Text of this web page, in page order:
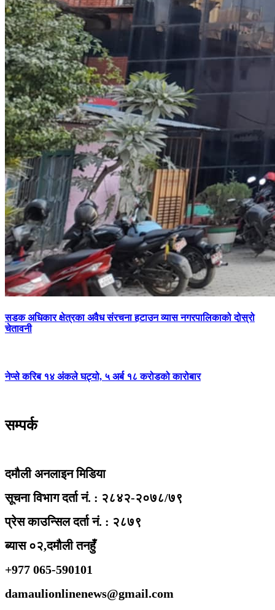
सडक अधिकार क्षेत्रका अवैध संरचना हटाउन व्यास नगरपालिकाको दोस्रो
चेतावनी
नेप्से करिब १४ अंकले घट्यो, ५ अर्ब १८ करोडको कारोबार
सम्पर्क
दमौली अनलाइन मिडिया
सूचना विभाग दर्ता नं. : २८४२-२०७८/७९
प्रेस काउन्सिल दर्ता नं. : २८७९
ब्यास ०२,दमौली तनहुँ
+977 065-590101
damaulionlinenews@gmail.com